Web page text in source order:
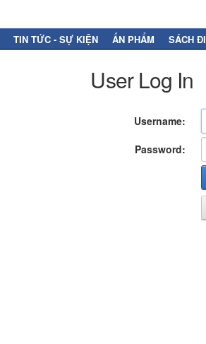
TIN TỨC - SỰ KIỆN ẤN PHẨM SÁCH
User Log In
Username:
Password: